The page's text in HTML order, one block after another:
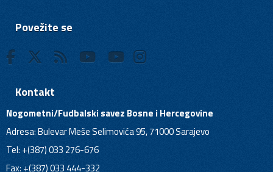
Povežite se
Kontakt
Nogometni/Fudbalski savez Bosne i Hercegovine
Adresa: Bulevar Meše Selimovića 95, 71000 Sarajevo
Tel: +(387) 033 276-676
Fax: +(387) 033 444-332